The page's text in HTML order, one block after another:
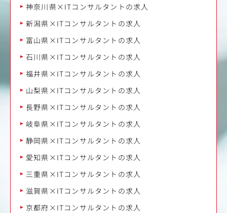
神奈川県×ITコンサルタントの求人
新潟県×ITコンサルタントの求人
富山県×ITコンサルタントの求人
石川県×ITコンサルタントの求人
福井県×ITコンサルタントの求人
山梨県×ITコンサルタントの求人
長野県×ITコンサルタントの求人
岐阜県×ITコンサルタントの求人
静岡県×ITコンサルタントの求人
愛知県×ITコンサルタントの求人
三重県×ITコンサルタントの求人
滋賀県×ITコンサルタントの求人
京都府×ITコンサルタントの求人